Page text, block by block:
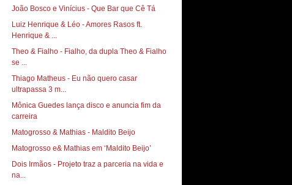
João Bosco e Vinícius - Que Bar que Cê Tá
Luiz Henrique & Léo - Amores Rasos ft.
Henrique & ...
Theo & Fialho - Fialho, da dupla Theo & Fialho
se ...
Thiago Matheus - Eu não quero casar
ultrapassa 3 m...
Mônica Guedes lança disco e anuncia fim da
carreira
Matogrosso & Mathias - Maldito Beijo
Matogrosso e& Mathias em ‘Maldito Beijo’
Dois Irmãos - Projeto traz a parceria na vida e
na...